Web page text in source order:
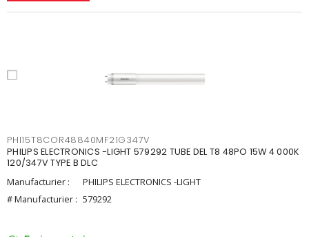
PHI15T8COR48840MF21G347V
PHILIPS ELECTRONICS -LIGHT 579292 TUBE DEL T8 48PO 15W 4 000K
120/347V TYPE B DLC
Manufacturier :
PHILIPS ELECTRONICS -LIGHT
# Manufacturier : 579292